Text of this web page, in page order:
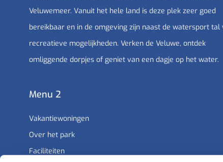
Veluwemeer. Vanuit het hele land is deze plek zeer goed
bereikbaar en in de omgeving zijn naast de watersport tal
recreatieve mogelijkheden. Verken de Veluwe, ontdek
omliggende dorpjes of geniet van een dagje op het water.
Menu 2
Vakantiewoningen
Over het park
Faciliteiten